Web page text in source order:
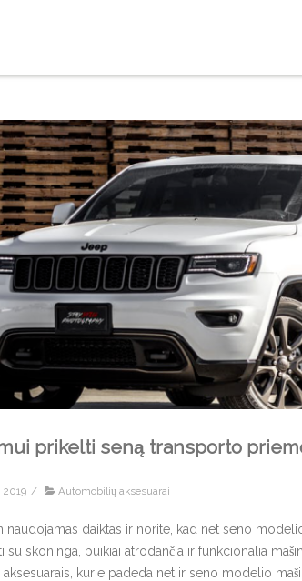
prikelti seną transporto
2019 / Automobilių aksesuarai
naudojamas daiktas ir norite, kad net seno
su skoninga, puikiai atrodančia ir funkcionalia
kurie padeda net ir seno modelio